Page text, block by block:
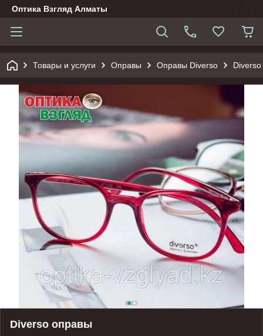
Оптика Взгляд Алматы
Товары и услуги Оправы Оправы Diverso
Diverso оправы